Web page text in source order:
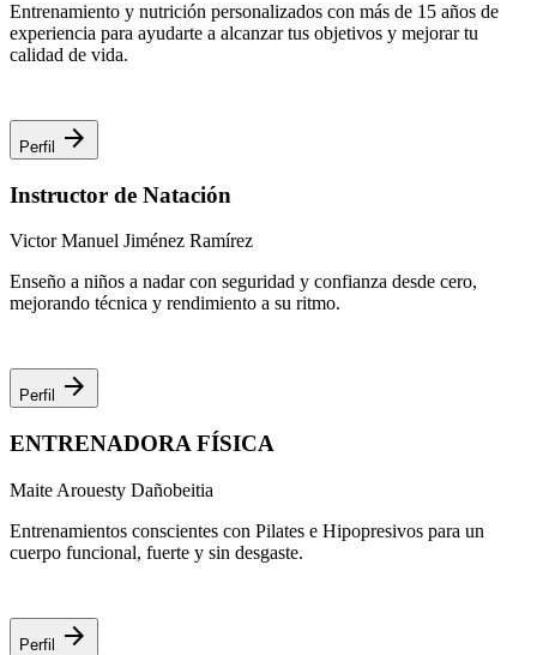
Entrenamiento y nutrición personalizados con más de 15 años de
experiencia para ayudarte a alcanzar tus objetivos y mejorar tu
calidad de vida.
Perfil arrow_forward
Instructor de Natación
Victor Manuel Jiménez Ramírez
Enseño a niños a nadar con seguridad y confianza desde cero,
mejorando técnica y rendimiento a su ritmo.
Perfil arrow_forward
ENTRENADORA FÍSICA
Maite Arouesty Dañobeitia
Entrenamientos conscientes con Pilates e Hipopresivos para un
cuerpo funcional, fuerte y sin desgaste.
Perfil arrow_forward